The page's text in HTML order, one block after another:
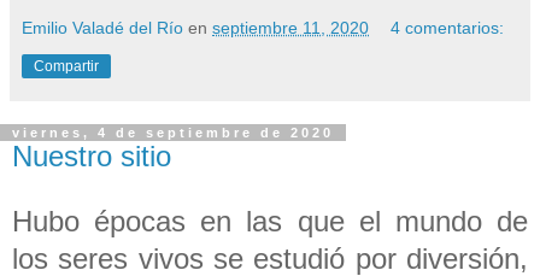
Emilio Valadé del Río en septiembre 11, 2020 4 comentarios:
Compartir
viernes, 4 de septiembre de 2020
Nuestro sitio
Hubo épocas en las que el mundo de
los seres vivos se estudió por diversión,